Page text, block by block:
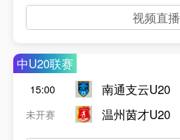
视频直播
中U20联赛
15:00
未开赛
南通支云U20
温州茵才U20